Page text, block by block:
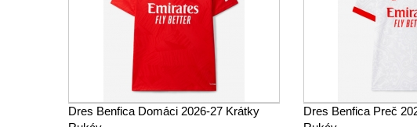
Dres Benfica Domáci 2026-27 Krátky
Dres Benfica Preč